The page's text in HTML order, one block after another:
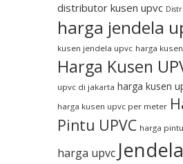
distributor kusen upvc
harga jendela
kusen jendela upvc harga
Harga Kusen
upvc di jakarta harga kusen
harga kusen upvc per meter
Pintu UPVC harga
harga upvc